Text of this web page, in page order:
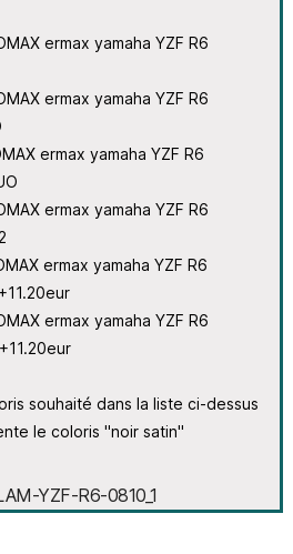
ermax yamaha YZF R6
ermax yamaha YZF R6
ermax yamaha YZF R6
ermax yamaha YZF R6
ermax yamaha YZF R6
ermax yamaha YZF R6
souhaité dans la liste ci-dessus
le coloris "noir satin"
YZF-R6-0810_1